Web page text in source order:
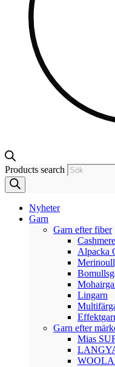
Products search
Nyheter
Garn
Garn efter fiber
Alpacka
Lingarn
Garn efter
Mias